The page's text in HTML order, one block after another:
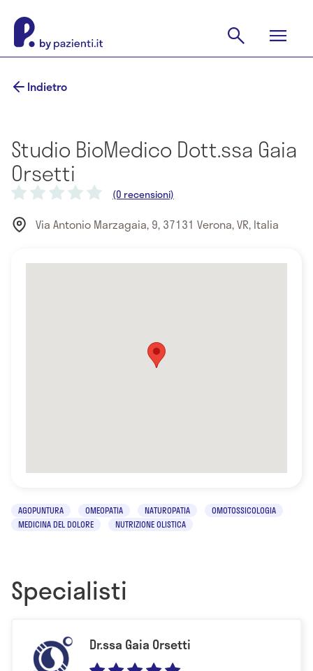
Indietro
Studio BioMedico Dott.ssa Gaia
Orsetti
(0 recensioni)
Via Antonio Marzagaia, 9, 37131 Verona, VR, Italia
AGOPUNTURA OMEOPATIA NATUROPATIA
OMOTOSSICOLOGIA
MEDICINA DEL DOLORE
NUTRIZIONE OLISTICA
Specialisti
Dr.ssa Gaia Orsetti